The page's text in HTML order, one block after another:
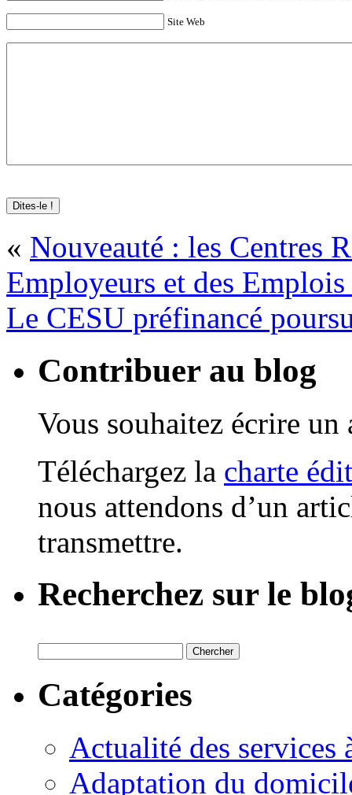
Site Web
« Nouveauté : les Centres
Employeurs et des
Le CESU préfinancé
Contribuer au blog
Vous souhaitez écrire
Téléchargez la charte
nous attendons d’un
transmettre.
Recherchez sur le
Catégories
Actualité des services
Adaptation du